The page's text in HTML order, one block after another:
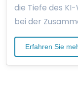
die Tiefe des
bei der
Erfahren Sie